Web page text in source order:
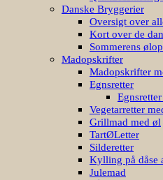
Danske Bryggerier
Oversigt over
Kort over de
Sommerens
Madopskrifter
Madopskrifter
Egnsretter
Vegetarretter
Grillmad med øl
TartØLetter
Silderetter
Kylling på dåse
Julemad